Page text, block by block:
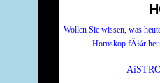
Wollen Sie wissen, was
Horoskop fÃ¼r